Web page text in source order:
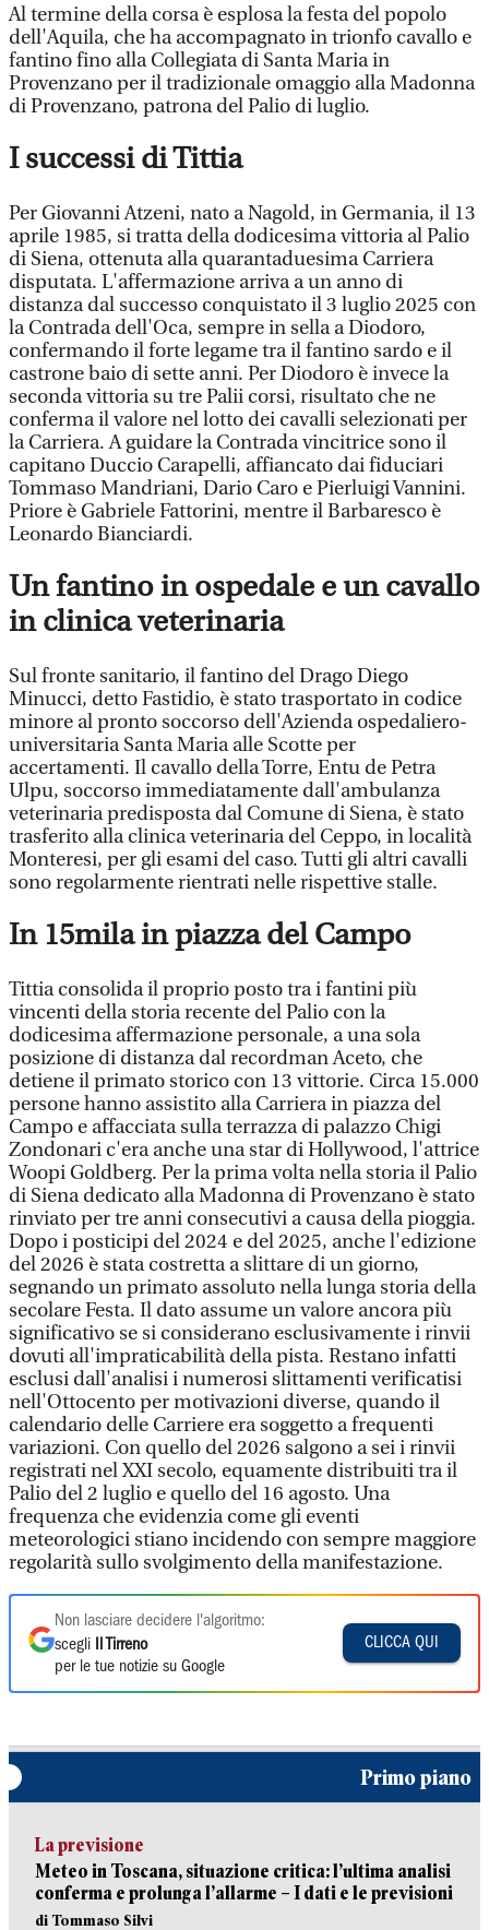
Al termine della corsa è esplosa la festa del popolo
dell'Aquila, che ha accompagnato in trionfo cavallo e
fantino fino alla Collegiata di Santa Maria in
Provenzano per il tradizionale omaggio alla Madonna
di Provenzano, patrona del Palio di luglio.
I successi di Tittia
Per Giovanni Atzeni, nato a Nagold, in Germania, il 13
aprile 1985, si tratta della dodicesima vittoria al Palio
di Siena, ottenuta alla quarantaduesima Carriera
disputata. L'affermazione arriva a un anno di
distanza dal successo conquistato il 3 luglio 2025 con
la Contrada dell'Oca, sempre in sella a Diodoro,
confermando il forte legame tra il fantino sardo e il
castrone baio di sette anni. Per Diodoro è invece la
seconda vittoria su tre Palii corsi, risultato che ne
conferma il valore nel lotto dei cavalli selezionati per
la Carriera. A guidare la Contrada vincitrice sono il
capitano Duccio Carapelli, affiancato dai fiduciari
Tommaso Mandriani, Dario Caro e Pierluigi Vannini.
Priore è Gabriele Fattorini, mentre il Barbaresco è
Leonardo Bianciardi.
Un fantino in ospedale e un cavallo
in clinica veterinaria
Sul fronte sanitario, il fantino del Drago Diego
Minucci, detto Fastidio, è stato trasportato in codice
minore al pronto soccorso dell'Azienda ospedaliero-
universitaria Santa Maria alle Scotte per
accertamenti. Il cavallo della Torre, Entu de Petra
Ulpu, soccorso immediatamente dall'ambulanza
veterinaria predisposta dal Comune di Siena, è stato
trasferito alla clinica veterinaria del Ceppo, in località
Monteresi, per gli esami del caso. Tutti gli altri cavalli
sono regolarmente rientrati nelle rispettive stalle.
In 15mila in piazza del Campo
Tittia consolida il proprio posto tra i fantini più
vincenti della storia recente del Palio con la
dodicesima affermazione personale, a una sola
posizione di distanza dal recordman Aceto, che
detiene il primato storico con 13 vittorie. Circa 15.000
persone hanno assistito alla Carriera in piazza del
Campo e affacciata sulla terrazza di palazzo Chigi
Zondonari c'era anche una star di Hollywood, l'attrice
Woopi Goldberg. Per la prima volta nella storia il Palio
di Siena dedicato alla Madonna di Provenzano è stato
rinviato per tre anni consecutivi a causa della pioggia.
Dopo i posticipi del 2024 e del 2025, anche l'edizione
del 2026 è stata costretta a slittare di un giorno,
segnando un primato assoluto nella lunga storia della
secolare Festa. Il dato assume un valore ancora più
significativo se si considerano esclusivamente i rinvii
dovuti all'impraticabilità della pista. Restano infatti
esclusi dall'analisi i numerosi slittamenti verificatisi
nell'Ottocento per motivazioni diverse, quando il
calendario delle Carriere era soggetto a frequenti
variazioni. Con quello del 2026 salgono a sei i rinvii
registrati nel XXI secolo, equamente distribuiti tra il
Palio del 2 luglio e quello del 16 agosto. Una
frequenza che evidenzia come gli eventi
meteorologici stiano incidendo con sempre maggiore
regolarità sullo svolgimento della manifestazione.
Non lasciare decidere l'algoritmo:
scegli
Il Tirreno
per le tue notizie su Google
CLICCA QUI
Primo piano
La previsione
Meteo in Toscana, situazione critica: l’ultima analisi
conferma e prolunga l’allarme – I dati e le previsioni
di Tommaso Silvi